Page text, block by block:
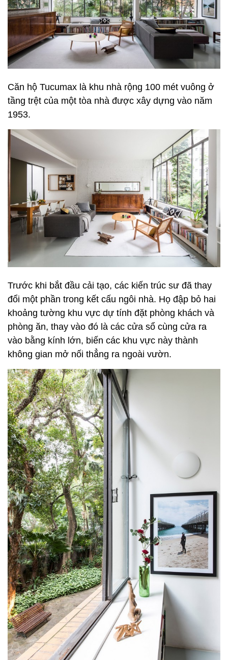
Căn hộ Tucumax là khu nhà rộng 100 mét vuông ở
tầng trệt của một tòa nhà được xây dựng vào năm
1953.
Trước khi bắt đầu cải tạo, các kiến trúc sư đã thay
đổi một phần trong kết cấu ngôi nhà. Họ đập bỏ hai
khoảng tường khu vực dự tính đặt phòng khách và
phòng ăn, thay vào đó là các cửa sổ cùng cửa ra
vào bằng kính lớn, biến các khu vực này thành
không gian mở nối thẳng ra ngoài vườn.